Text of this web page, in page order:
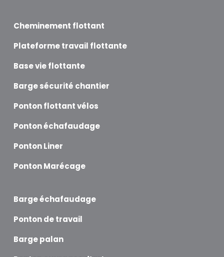
Cheminement flottant
Plateforme travail flottante
Base vie flottante
Barge sécurité chantier
Ponton flottant vélos
Ponton échafaudage
Ponton Liner
Ponton Marécage
Barge échafaudage
Ponton de travail
Barge palan